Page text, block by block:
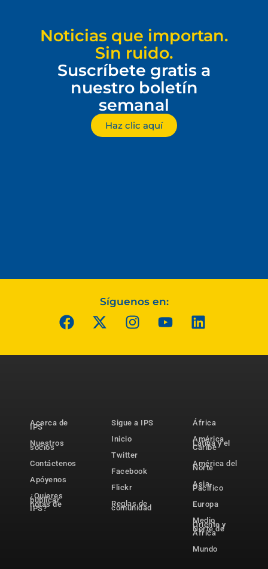
Noticias que importan.
Sin ruido.
Suscríbete gratis a
nuestro boletín
semanal
Haz clic aquí
Síguenos en:
Acerca de
IPS
Nuestros
socios
Contáctenos
Apóyenos
¿Quieres
publicar
notas de
IPS?
Sigue a IPS
Inicio
Twitter
Facebook
Flickr
Reglas de
comunidad
África
América
Latina y el
Caribe
América del
Norte
Asia-
Pacífico
Europa
Medio
Oriente y
Norte de
África
Mundo